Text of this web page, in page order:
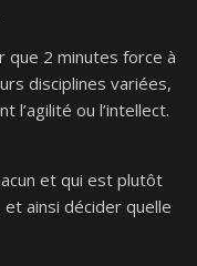
que 2 minutes force à
disciplines variées,
ou l’intellect.
et qui est plutôt
ainsi décider quelle